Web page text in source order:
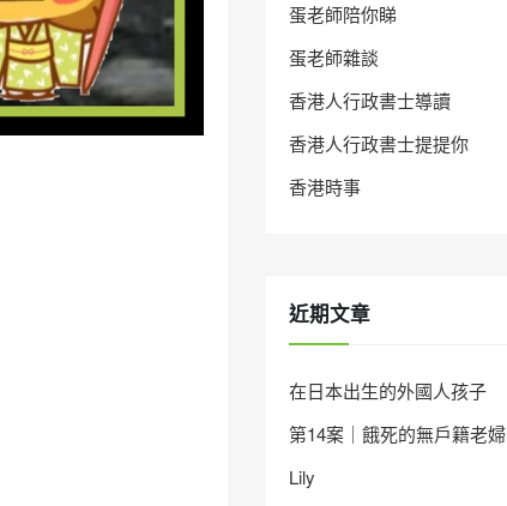
蛋老師陪你睇
蛋老師雜談
香港人行政書士導讀
香港人行政書士提提你
香港時事
近期文章
在日本出生的外國人孩子
第14案｜餓死的無戶籍老婦
Lily